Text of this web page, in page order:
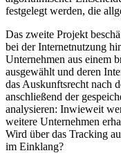
festgelegt werden, die
Das zweite Projekt
bei der Internetnutzung
Unternehmen aus einem
ausgewählt und deren
das Auskunftsrecht nach
anschließend der
analysieren: Inwieweit
weitere Unternehmen
Wird über das Tracking
im Einklang?